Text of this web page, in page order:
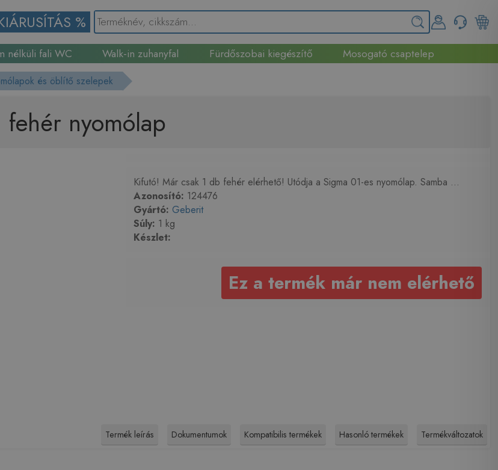
%
nélküli fali WC Walk-in zuhanyfal Fürdőszobai kiegészítő
Mosogató csaptelep
Gránit mosogató
és öblítő szelepek
nyomólap
Kifutó! Már csak 1 db fehér elérhető! Utódja a Sigma 01-es nyomólap. Samba ...
Azonosító: 124476
Gyártó: Geberit
Súly: 1 kg
Készlet:
Ez a termék már nem elérhető
Termék leírás Dokumentumok Kompatibilis termékek Hasonló termékek Termékváltozatok